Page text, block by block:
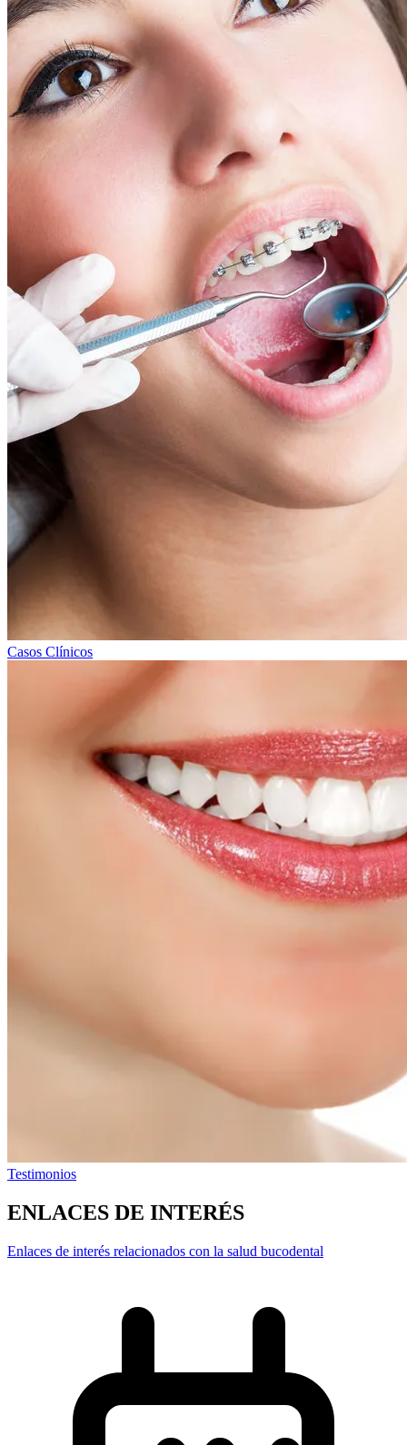
Casos Clínicos
Testimonios
ENLACES DE INTERÉS
Enlaces de interés relacionados con la salud bucodental